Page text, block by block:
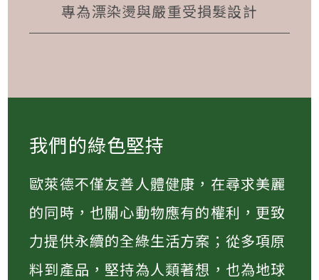
專為漂染燙與嚴重受損髮設計
我們的綠色堅持
歐萊德不僅友善人體健康，在尋求美麗
的同時，也關心動物應有的權利，更致
力提供永續的全綠生活方案；從多項原
料到產品，堅持為人類著想，也為地球